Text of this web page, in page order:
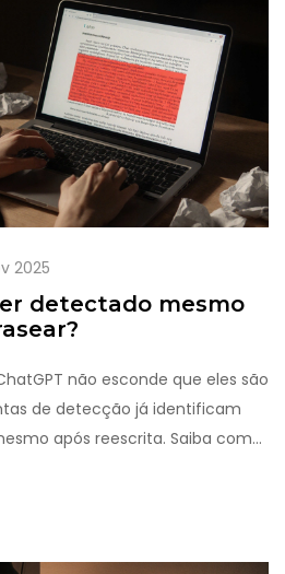
2025
detectado mesmo
não esconde que eles são
de detecção já identificam
após reescrita. Saiba como
evitar ser pego.